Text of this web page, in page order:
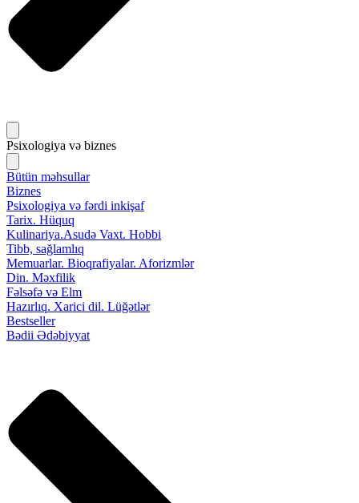
Psixologiya və biznes
Bütün məhsullar
Biznes
Psixologiya və fərdi inkişaf
Tarix. Hüquq
Kulinariya.Asudə Vaxt. Hobbi
Tibb, sağlamlıq
Memuarlar. Bioqrafiyalar. Aforizmlər
Din. Məxfilik
Fəlsəfə və Elm
Hazırlıq. Xarici dil. Lüğətlər
Bestseller
Bədii Ədəbiyyat